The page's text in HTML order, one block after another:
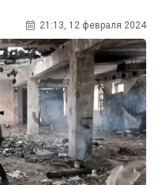
21:13, 12 февраля 2024